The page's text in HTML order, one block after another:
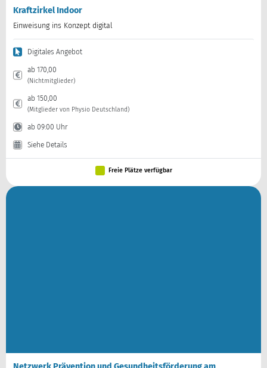
Kraftzirkel Indoor
Einweisung ins Konzept digital
Digitales Angebot
ab 170,00
(Nichtmitglieder)
ab 150,00
(Mitglieder von Physio Deutschland)
ab 09:00 Uhr
Siehe Details
Freie Plätze verfügbar